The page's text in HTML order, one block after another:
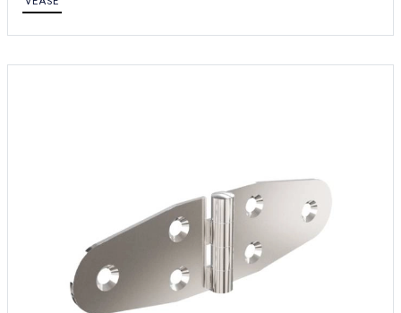
acero inoxidable 316L, bisagras de acero inoxidable 316, bisagras de
Para cualquier solicitud de una bisagra a medida, póngase en contacto